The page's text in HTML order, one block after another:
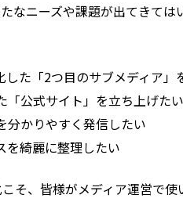
なニーズや課題が出てきては
た「2つ目のサブメディア」
「公式サイト」を立ち上げたい
分かりやすく発信したい
を綺麗に整理したい
そ、皆様がメディア運営で使